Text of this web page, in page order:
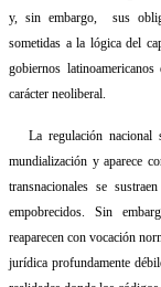
y, sin embargo,
sus
sometidas a la lógica del
gobiernos
carácter neoliberal.
La regulación nacional
mundialización y aparece
transnacionales se
empobrecidos. Sin
reaparecen con vocación
jurídica profundamente